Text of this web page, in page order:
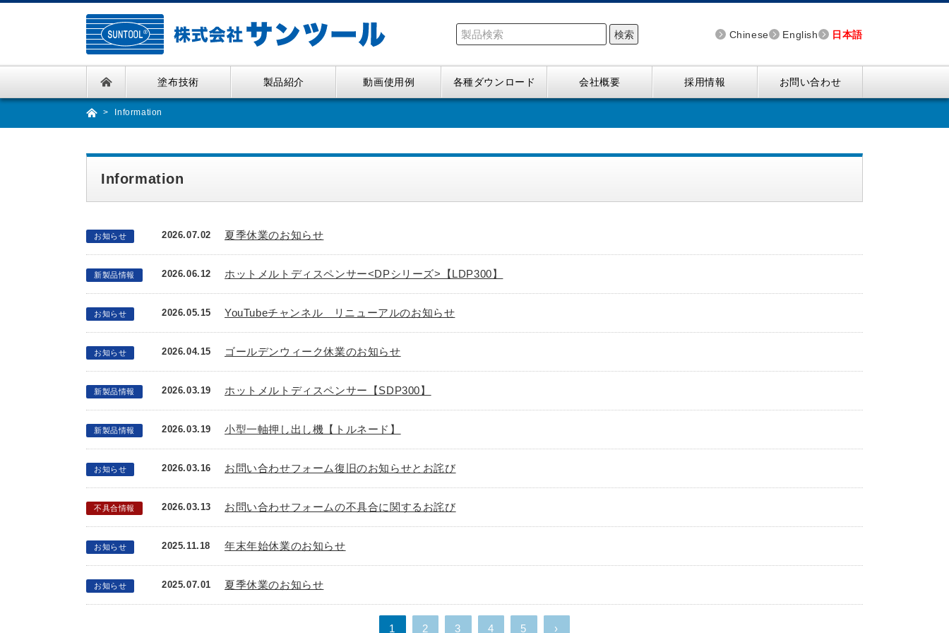
Skip
検索 Chinese English 日本語
塗布技術 製品紹介 動画使用例 各種ダウンロード 会社概要 採用情報 お問い合わせ
Information
Information
お知らせ 2026.07.02 夏季休業のお知らせ
新製品情報 2026.06.12 ホットメルトディスペンサー<DPシリーズ>【LDP300】
お知らせ 2026.05.15 YouTubeチャンネル リニューアルのお知らせ
お知らせ 2026.04.15 ゴールデンウィーク休業のお知らせ
新製品情報 2026.03.19 ホットメルトディスペンサー【SDP300】
新製品情報 2026.03.19 小型一軸押し出し機【トルネード】
お知らせ 2026.03.16 お問い合わせフォーム復旧のお知らせとお詫び
不具合情報 2026.03.13 お問い合わせフォームの不具合に関するお詫び
お知らせ 2025.11.18 年末年始休業のお知らせ
お知らせ 2025.07.01 夏季休業のお知らせ
1 2 3 4 5 ›